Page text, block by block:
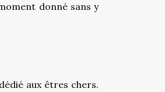
donné sans y
aux êtres chers.